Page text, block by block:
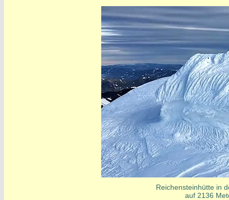
Reichensteinhütte in
auf 2136